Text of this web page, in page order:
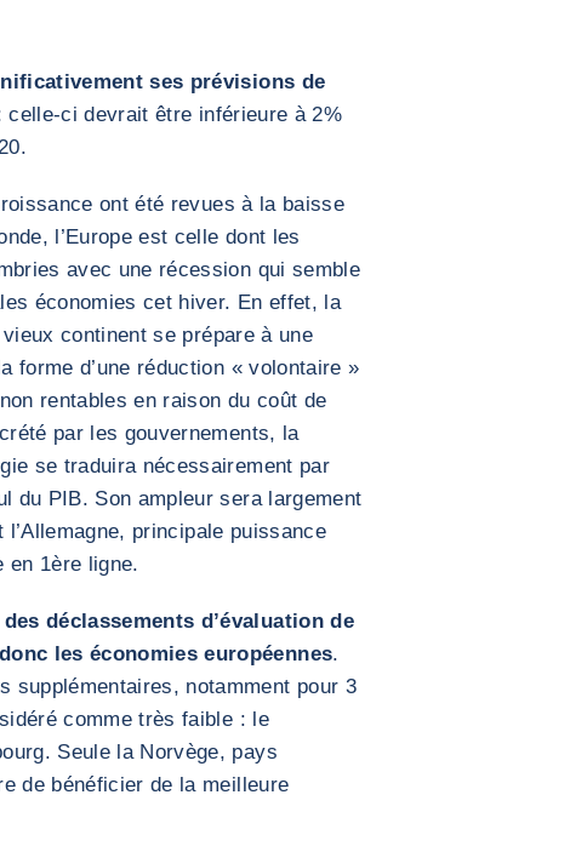
ses prévisions de
celle-ci devrait être inférieure à 2%
ont été revues à la baisse
l’Europe est celle dont les
avec une récession qui semble
économies cet hiver. En effet, la
continent se prépare à une
forme d’une réduction « volontaire »
rentables en raison du coût de
par les gouvernements, la
se traduira nécessairement par
du PIB. Son ampleur sera largement
principale puissance
en 1ère ligne.
déclassements d’évaluation de
les économies européennes.
supplémentaires, notamment pour 3
comme très faible : le
Seule la Norvège, pays
de bénéficier de la meilleure